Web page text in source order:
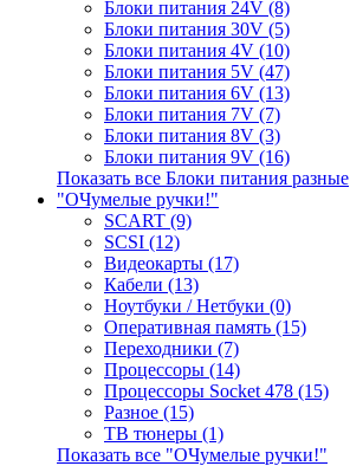
Блоки питания 24V (8)
Блоки питания 30V (5)
Блоки питания 4V (10)
Блоки питания 5V (47)
Блоки питания 6V (13)
Блоки питания 7V (7)
Блоки питания 8V (3)
Блоки питания 9V (16)
Показать все Блоки питания разные
"ОЧумелые ручки!"
SCART (9)
SCSI (12)
Видеокарты (17)
Кабели (13)
Ноутбуки / Нетбуки (0)
Оперативная память (15)
Переходники (7)
Процессоры (14)
Процессоры Socket 478 (15)
Разное (15)
ТВ тюнеры (1)
Показать все "ОЧумелые ручки!"